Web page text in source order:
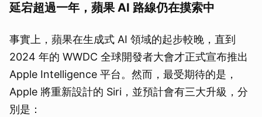
延宕超過一年，蘋果 AI 路線仍在摸索中
事實上，蘋果在生成式 AI 領域的起步較晚，直到
2024 年的 WWDC 全球開發者大會才正式宣布推出
Apple Intelligence 平台。然而，最受期待的是，
Apple 將重新設計的 Siri，並預計會有三大升級，分
別是：